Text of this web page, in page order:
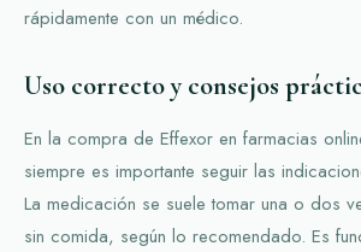
rápidamente con un médico.
Uso correcto y consejos
En la compra de Effexor en farmacias
siempre es importante seguir las
La medicación se suele tomar una o dos
sin comida, según lo recomendado. Es